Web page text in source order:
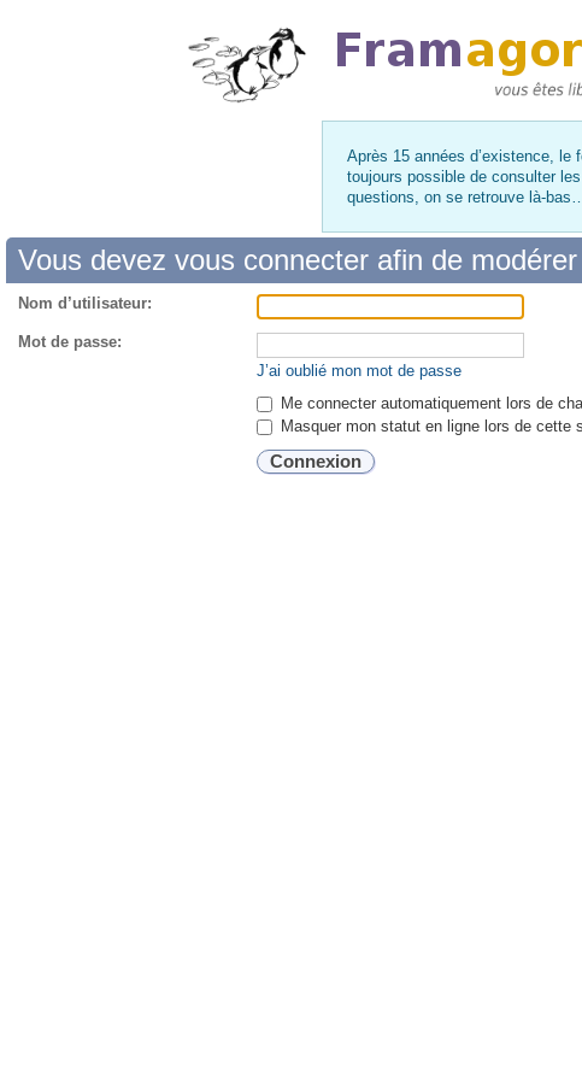
Après 15 années d’existence,
toujours possible de consulter
questions, on se retrouve là-
Vous devez vous connecter afin de
Nom d’utilisateur:
Mot de passe:
J’ai oublié mon mot de passe
Me connecter automatiquement lors de
Masquer mon statut en ligne lors de cette